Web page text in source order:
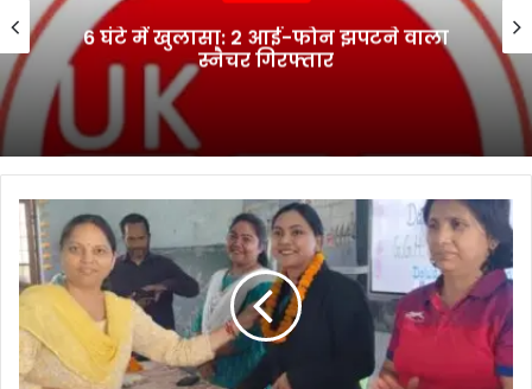
6 घंटे में खुलासा: 2 आई-फोन झपटने वाला
स्नैचर गिरफ्तार